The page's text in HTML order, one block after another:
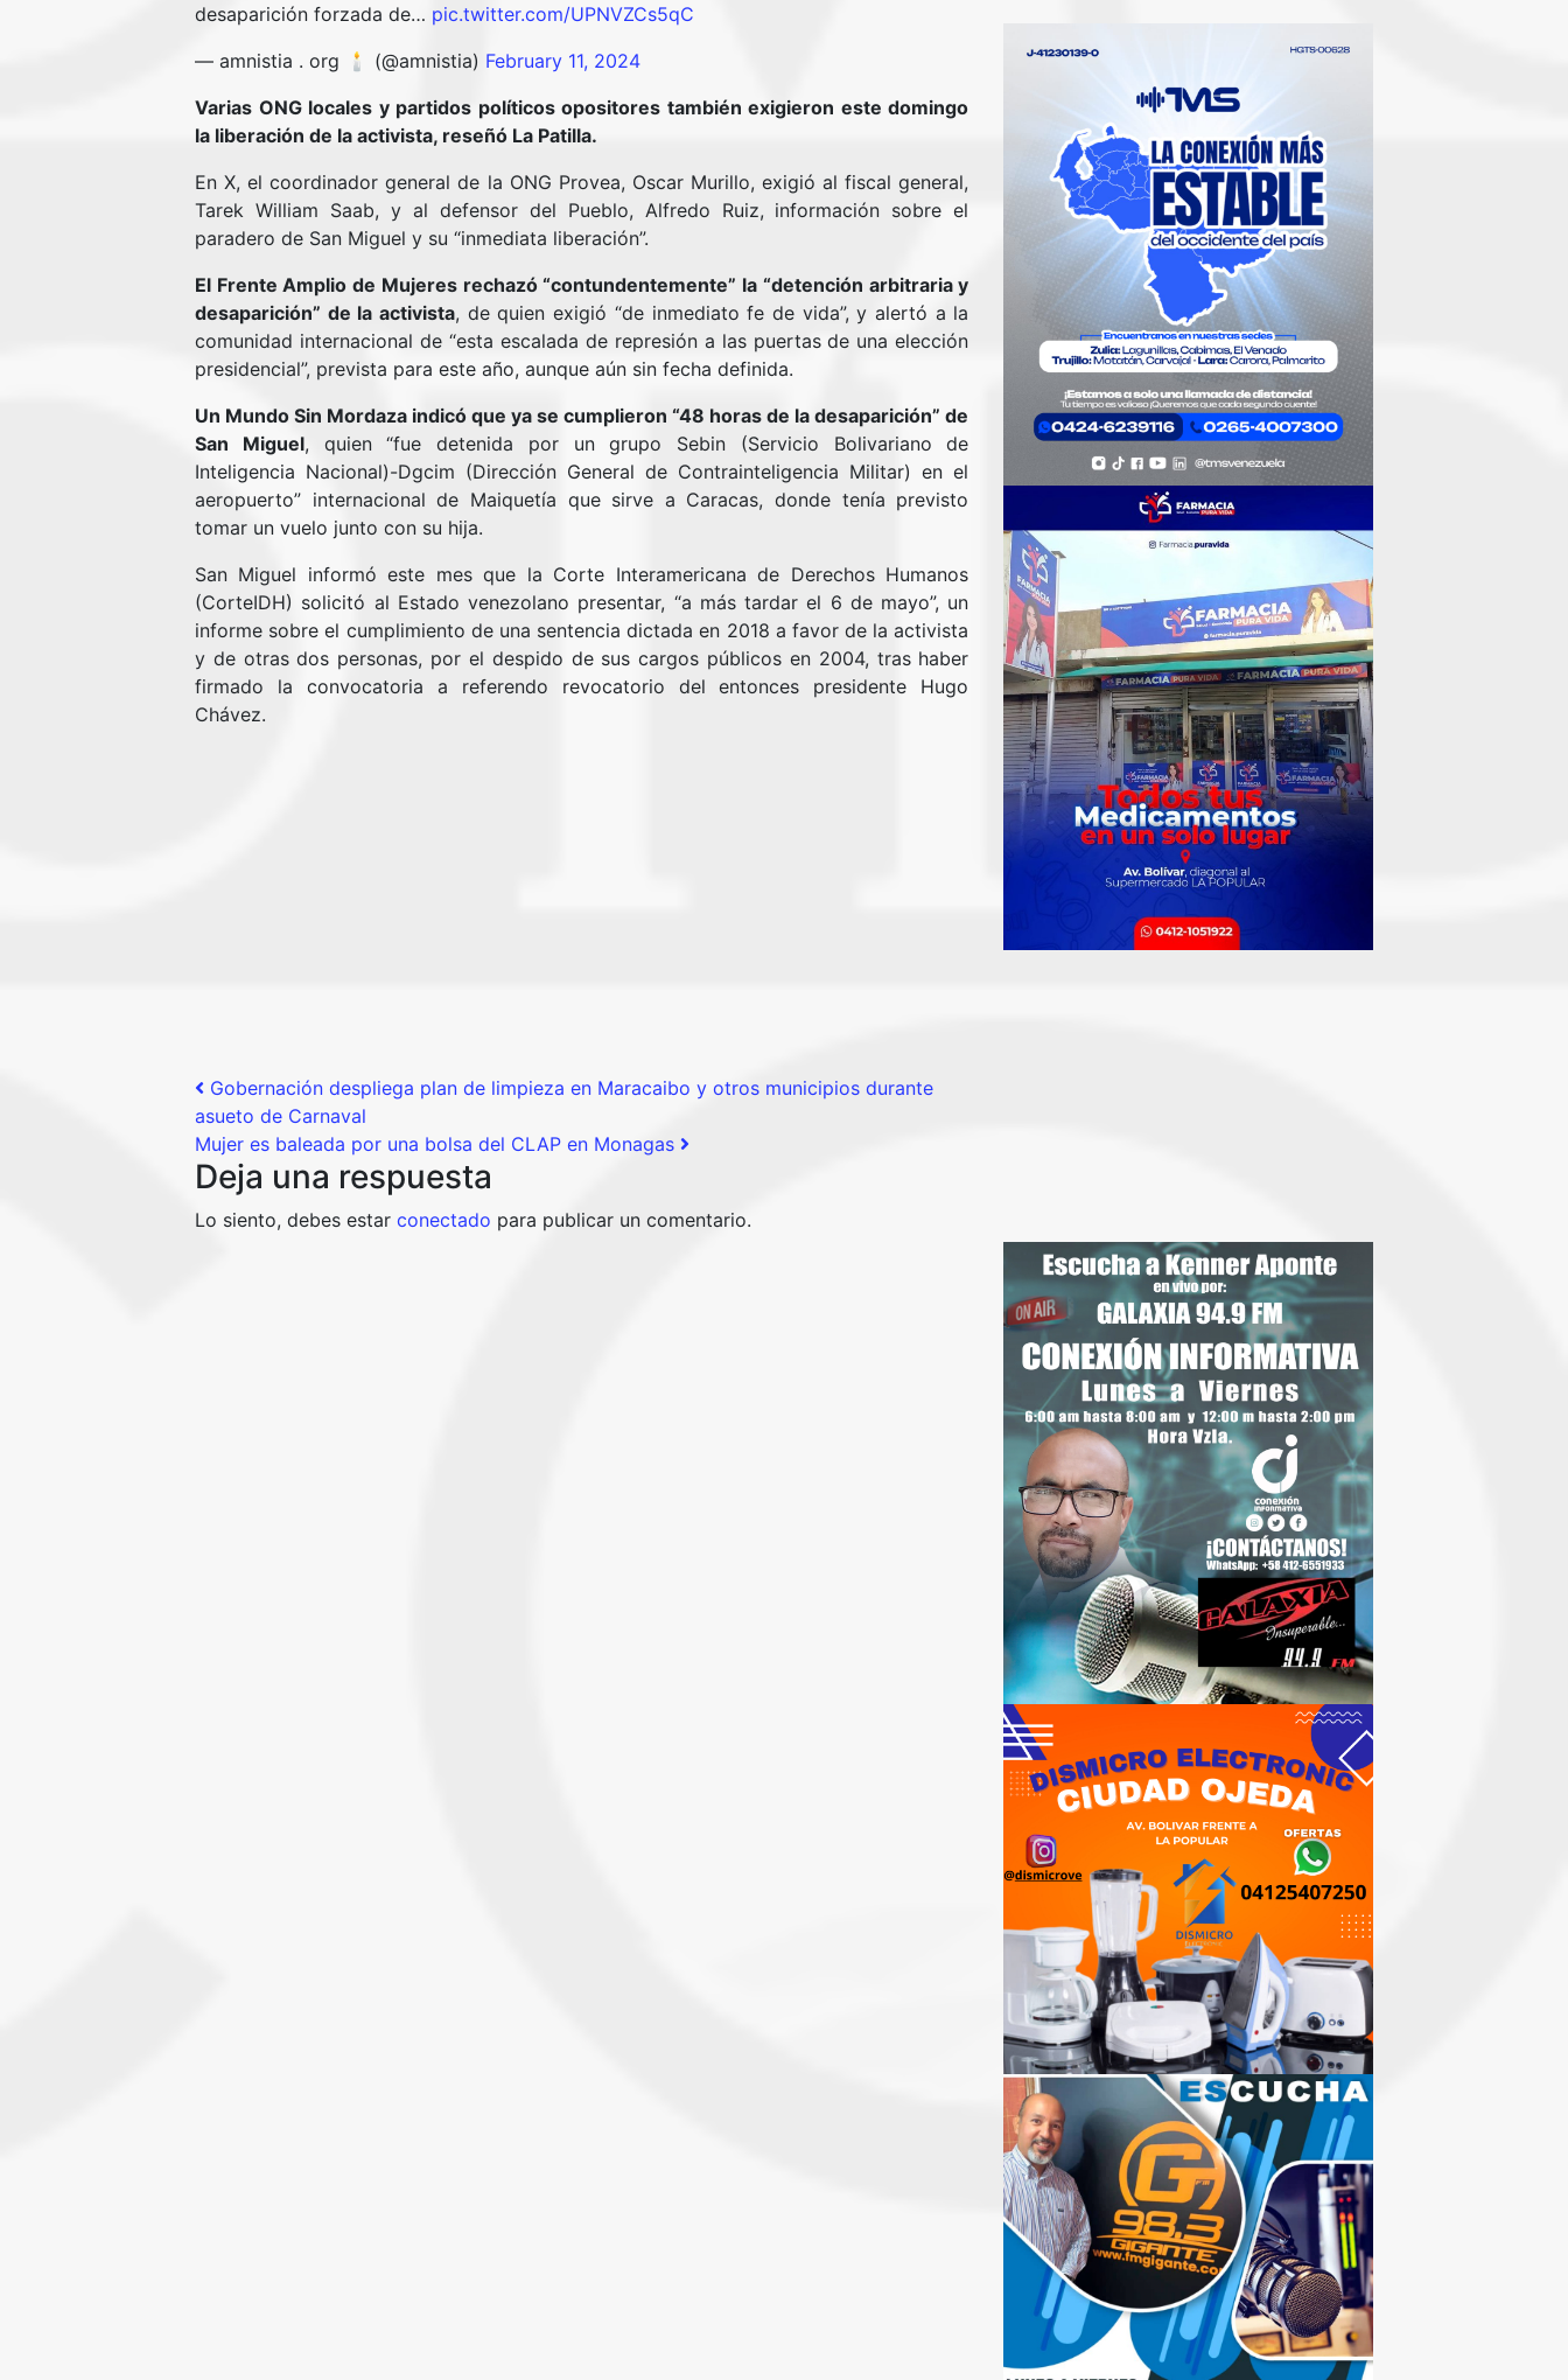
desaparición forzada de… pic.twitter.com/UPNVZCs5qC
— amnistia . org 🕯 (@amnistia) February 11, 2024
Varias ONG locales y partidos políticos opositores también exigieron este domingo
la liberación de la activista, reseñó La Patilla.
En X, el coordinador general de la ONG Provea, Oscar Murillo, exigió al fiscal general,
Tarek William Saab, y al defensor del Pueblo, Alfredo Ruiz, información sobre el
paradero de San Miguel y su “inmediata liberación”.
El Frente Amplio de Mujeres rechazó “contundentemente” la “detención arbitraria y
desaparición” de la activista, de quien exigió “de inmediato fe de vida”, y alertó a la
comunidad internacional de “esta escalada de represión a las puertas de una elección
presidencial”, prevista para este año, aunque aún sin fecha definida.
Un Mundo Sin Mordaza indicó que ya se cumplieron “48 horas de la desaparición” de
San Miguel, quien “fue detenida por un grupo Sebin (Servicio Bolivariano de
Inteligencia Nacional)-Dgcim (Dirección General de Contrainteligencia Militar) en el
aeropuerto” internacional de Maiquetía que sirve a Caracas, donde tenía previsto
tomar un vuelo junto con su hija.
San Miguel informó este mes que la Corte Interamericana de Derechos Humanos
(CorteIDH) solicitó al Estado venezolano presentar, “a más tardar el 6 de mayo”, un
informe sobre el cumplimiento de una sentencia dictada en 2018 a favor de la activista
y de otras dos personas, por el despido de sus cargos públicos en 2004, tras haber
firmado la convocatoria a referendo revocatorio del entonces presidente Hugo
Chávez.
Post navigation
Gobernación despliega plan de limpieza en Maracaibo y otros municipios durante
asueto de Carnaval
Mujer es baleada por una bolsa del CLAP en Monagas
Deja una respuesta
Lo siento, debes estar conectado para publicar un comentario.